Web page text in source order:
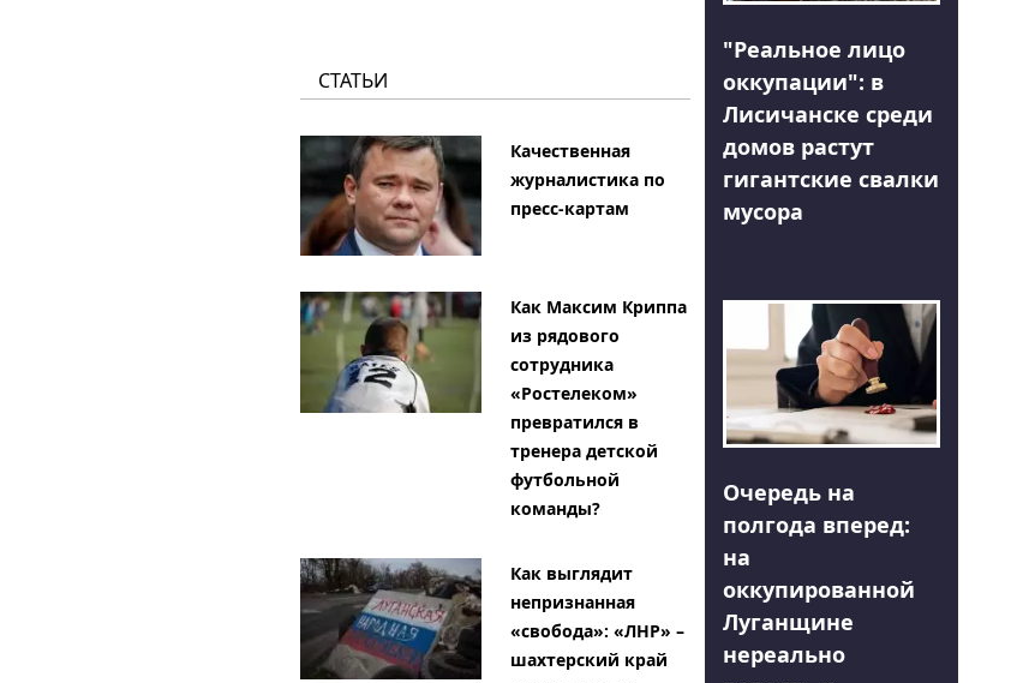
СТАТЬИ
Качественная
журналистика по
пресс-картам
Как Максим Криппа
из рядового
сотрудника
«Ростелеком»
превратился в
тренера детской
футбольной
команды?
Как выглядит
непризнанная
«свобода»: «ЛНР» –
шахтерский край
"Реальное лицо
оккупации": в
Лисичанске среди
домов растут
гигантские свалки
мусора
Очередь на
полгода вперед:
на
оккупированной
Луганщине
нереально